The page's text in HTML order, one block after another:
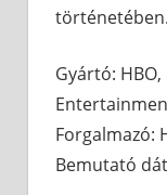
történetében.
Gyártó:
Forgalmazó:
Bemutató